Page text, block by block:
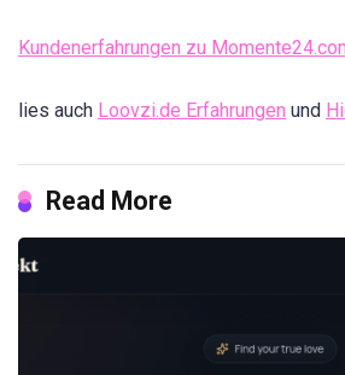
Kundenerfahrungen zu
lies auch Loovzi.de Erfahrungen und
Read More